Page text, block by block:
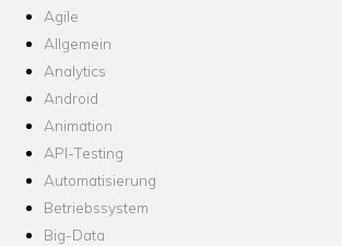
Agile
Allgemein
Analytics
Android
Animation
API-Testing
Automatisierung
Betriebssystem
Big-Data